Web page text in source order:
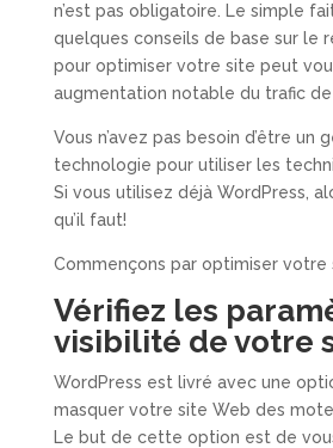
n’est pas obligatoire. Le simple
quelques conseils de base sur le
pour optimiser votre site peut
augmentation notable du trafic
Vous n’avez pas besoin d’être un
technologie pour utiliser les
Si vous utilisez déjà WordPress,
qu’il faut!
Commençons par optimiser votre
Vérifiez les
visibilité de votre
WordPress est livré avec une
masquer votre site Web des
Le but de cette option est de